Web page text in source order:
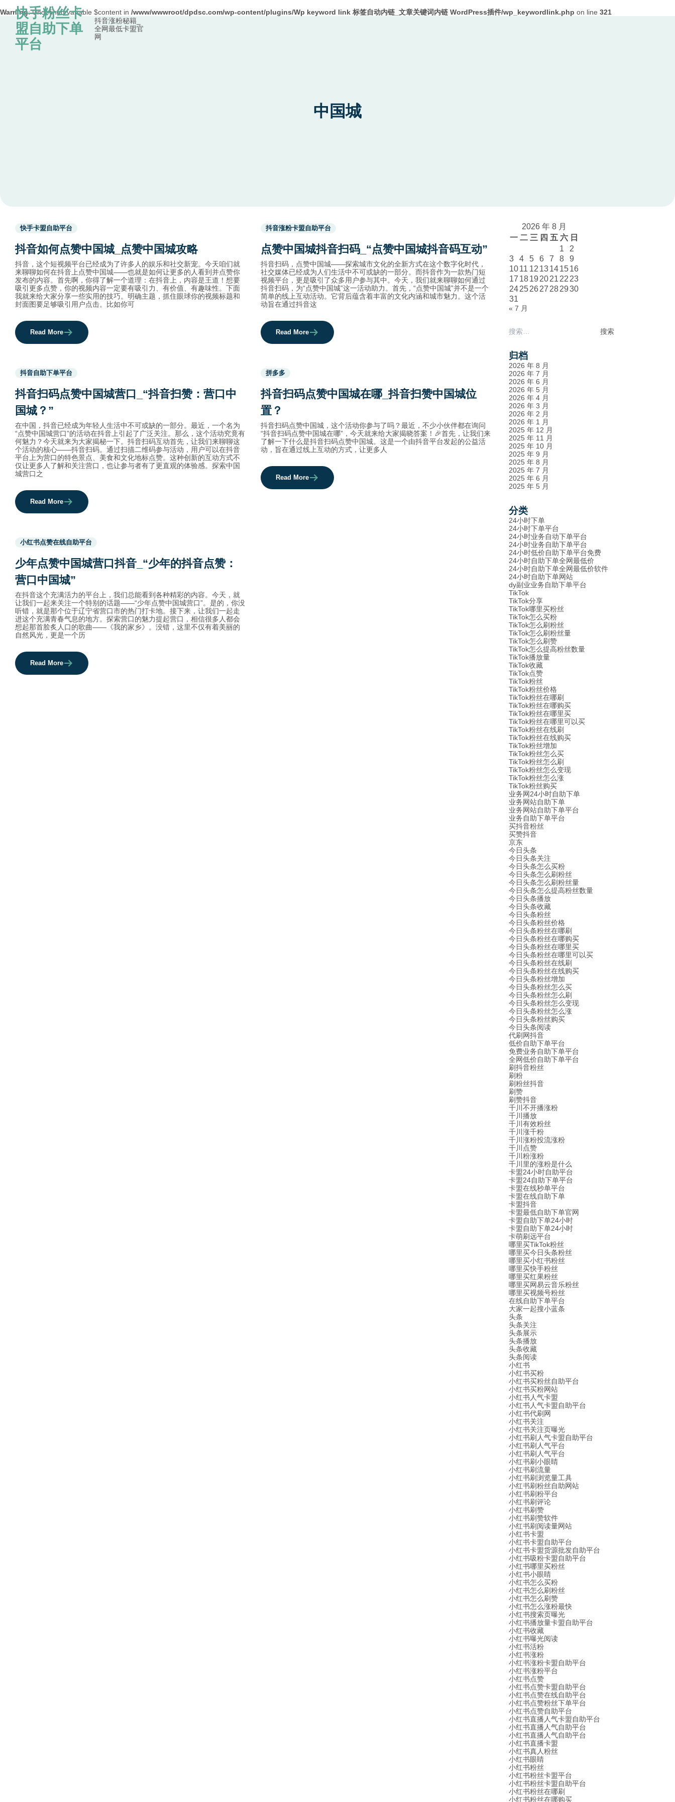
Warning: Undefined variable $content in /www/wwwroot/dpdsc.com/wp-content/plugins/Wp keyword link 标签自动内链_文章关键词内链 WordPress插件/wp_keywordlink.php on line 321
Skip to content
快手粉丝卡
盟自助下单
平台
抖音涨粉秘籍_
全网最低卡盟官
网
中国城
Used
before
category
names.
快手卡盟自助平台
抖音如何点赞中国城_点赞中国城攻略
抖音，这个短视频平台已经成为了许多人的娱乐和社交新宠。今天咱们就
来聊聊如何在抖音上点赞中国城——也就是如何让更多的人看到并点赞你
发布的内容。首先啊，你得了解一个道理：在抖音上，内容是王道！想要
吸引更多点赞，你的视频内容一定要有吸引力、有价值、有趣味性。下面
我就来给大家分享一些实用的技巧。明确主题，抓住眼球你的视频标题和
封面图要足够吸引用户点击。比如你可
Read More
Used
before
category
names.
抖音涨粉卡盟自助平台
点赞中国城抖音扫码_“点赞中国城抖音码互动”
抖音扫码，点赞中国城——探索城市文化的全新方式在这个数字化时代，
社交媒体已经成为人们生活中不可或缺的一部分。而抖音作为一款热门短
视频平台，更是吸引了众多用户参与其中。今天，我们就来聊聊如何通过
抖音扫码，为“点赞中国城”这一活动助力。首先，“点赞中国城”并不是一个
简单的线上互动活动。它背后蕴含着丰富的文化内涵和城市魅力。这个活
动旨在通过抖音这
Read More
Used
before
category
names.
抖音自助下单平台
抖音扫码点赞中国城营口_“抖音扫赞：营口中
国城？”
在中国，抖音已经成为年轻人生活中不可或缺的一部分。最近，一个名为
“点赞中国城营口”的活动在抖音上引起了广泛关注。那么，这个活动究竟有
何魅力？今天就来为大家揭秘一下。抖音扫码互动首先，让我们来聊聊这
个活动的核心——抖音扫码。通过扫描二维码参与活动，用户可以在抖音
平台上为营口的特色景点、美食和文化地标点赞。这种创新的互动方式不
仅让更多人了解和关注营口，也让参与者有了更直观的体验感。探索中国
城营口之
Read More
Used
before
category
names.
拼多多
抖音扫码点赞中国城在哪_抖音扫赞中国城位
置？
抖音扫码点赞中国城，这个活动你参与了吗？最近，不少小伙伴都在询问
“抖音扫码点赞中国城在哪”，今天就来给大家揭晓答案！🎉首先，让我们来
了解一下什么是抖音扫码点赞中国城。这是一个由抖音平台发起的公益活
动，旨在通过线上互动的方式，让更多人
Read More
Used
before
category
names.
小红书点赞在线自助平台
少年点赞中国城营口抖音_“少年的抖音点赞：
营口中国城”
在抖音这个充满活力的平台上，我们总能看到各种精彩的内容。今天，就
让我们一起来关注一个特别的话题——“少年点赞中国城营口”。是的，你没
听错，就是那个位于辽宁省营口市的热门打卡地。接下来，让我们一起走
进这个充满青春气息的地方。探索营口的魅力提起营口，相信很多人都会
想起那首脍炙人口的歌曲——《我的家乡》。没错，这里不仅有着美丽的
自然风光，更是一个历
Read More
2026 年 8 月
一 二 三 四 五 六 日
1
2
3
4 5 6 7 8
9
1011 12 13141516
17 1819 2021 22 23
24252627 282930
31
« 7 月
搜
归档
2026 年 8 月
2026 年 7 月
2026 年 6 月
2026 年 5 月
2026 年 4 月
2026 年 3 月
2026 年 2 月
2026 年 1 月
2025 年 12 月
2025 年 11 月
2025 年 10 月
2025 年 9 月
2025 年 8 月
2025 年 7 月
2025 年 6 月
2025 年 5 月
分类
24小时下单
24小时下单平台
24小时业务自动下单平台
24小时业务自助下单平台
24小时低价自助下单平台免费
24小时自助下单全网最低价
24小时自助下单全网最低价软件
24小时自助下单网站
dy副业业务自助下单平台
TikTok
TikTok分享
TikTok哪里买粉丝
TikTok怎么买粉
TikTok怎么刷粉丝
TikTok怎么刷粉丝量
TikTok怎么刷赞
TikTok怎么提高粉丝数量
TikTok播放量
TikTok收藏
TikTok点赞
TikTok粉丝
TikTok粉丝价格
TikTok粉丝在哪刷
TikTok粉丝在哪购买
TikTok粉丝在哪里买
TikTok粉丝在哪里可以买
TikTok粉丝在线刷
TikTok粉丝在线购买
TikTok粉丝增加
TikTok粉丝怎么买
TikTok粉丝怎么刷
TikTok粉丝怎么变现
TikTok粉丝怎么涨
TikTok粉丝购买
业务网24小时自助下单
业务网站自助下单
业务网站自助下单平台
业务自助下单平台
买抖音粉丝
买赞抖音
京东
今日头条
今日头条关注
今日头条怎么买粉
今日头条怎么刷粉丝
今日头条怎么刷粉丝量
今日头条怎么提高粉丝数量
今日头条播放
今日头条收藏
今日头条粉丝
今日头条粉丝价格
今日头条粉丝在哪刷
今日头条粉丝在哪购买
今日头条粉丝在哪里买
今日头条粉丝在哪里可以买
今日头条粉丝在线刷
今日头条粉丝在线购买
今日头条粉丝增加
今日头条粉丝怎么买
今日头条粉丝怎么刷
今日头条粉丝怎么变现
今日头条粉丝怎么涨
今日头条粉丝购买
今日头条阅读
代刷网抖音
低价自助下单平台
免费业务自助下单平台
全网低价自助下单平台
刷抖音粉丝
刷粉
刷粉丝抖音
刷赞
刷赞抖音
千川不开播涨粉
千川播放
千川有效粉丝
千川涨千粉
千川涨粉投流涨粉
千川点赞
千川粉涨粉
千川里的涨粉是什么
卡盟24小时自助平台
卡盟24自助下单平台
卡盟在线秒单平台
卡盟在线自助下单
卡盟抖音
卡盟最低自助下单官网
卡盟自助下单24小时
卡盟自助下单24小时
卡萌刷远平台
哪里买TikTok粉丝
哪里买今日头条粉丝
哪里买小红书粉丝
哪里买快手粉丝
哪里买红果粉丝
哪里买网易云音乐粉丝
哪里买视频号粉丝
在线自助下单平台
大家一起搜小蓝条
头条
头条关注
头条展示
头条播放
头条收藏
头条阅读
小红书
小红书买粉
小红书买粉丝自助平台
小红书买粉网站
小红书人气卡盟
小红书人气卡盟自助平台
小红书代刷网
小红书关注
小红书关注页曝光
小红书刷人气卡盟自助平台
小红书刷人气平台
小红书刷人气平台
小红书刷小眼睛
小红书刷流量
小红书刷浏览量工具
小红书刷粉丝自助网站
小红书刷粉平台
小红书刷评论
小红书刷赞
小红书刷赞软件
小红书刷阅读量网站
小红书卡盟
小红书卡盟自助平台
小红书卡盟货源批发自助平台
小红书吸粉卡盟自助平台
小红书哪里买粉丝
小红书小眼睛
小红书怎么买粉
小红书怎么刷粉丝
小红书怎么刷赞
小红书怎么涨粉最快
小红书搜索页曝光
小红书播放量卡盟自助平台
小红书收藏
小红书曝光阅读
小红书活粉
小红书涨粉
小红书涨粉卡盟自助平台
小红书涨粉平台
小红书点赞
小红书点赞卡盟自助平台
小红书点赞在线自助平台
小红书点赞粉丝下单平台
小红书点赞自助平台
小红书直播人气卡盟自助平台
小红书直播人气自助平台
小红书直播人气自助平台
小红书直播卡盟
小红书真人粉丝
小红书眼睛
小红书粉丝
小红书粉丝卡盟平台
小红书粉丝卡盟自助平台
小红书粉丝在哪刷
小红书粉丝在哪购买